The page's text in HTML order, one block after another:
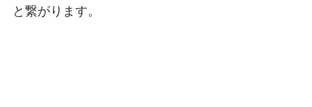
と繋がります。